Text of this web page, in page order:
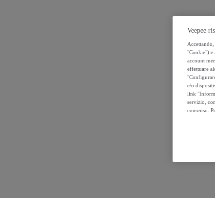
Veepee
"Cookie") e
account
effettuare
e/o
link
servizio,
consenso.